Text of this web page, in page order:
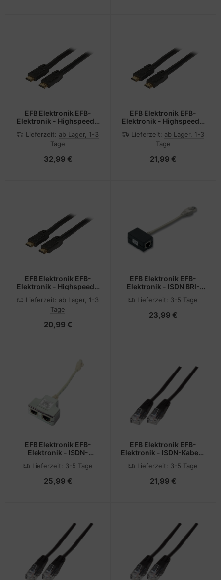
EFB Elektronik EFB-
Elektronik - Highspeed -
Lieferzeit: ab Lager, 1-3
Tage
32,99 €
EFB Elektronik EFB-
Elektronik - Highspeed -
Lieferzeit: ab Lager, 1-3
Tage
21,99 €
EFB Elektronik EFB-
Elektronik - Highspeed -
Lieferzeit: ab Lager, 1-3
Tage
20,99 €
EFB Elektronik EFB-
Elektronik - ISDN BRI-
Lieferzeit: 3-5 Tage
23,99 €
EFB Elektronik EFB-
Elektronik - ISDN-
RJ-45 (M)
Lieferzeit: 3-5 Tage
25,99 €
EFB Elektronik EFB-
Elektronik - ISDN-Kabel -
Lieferzeit: 3-5 Tage
21,99 €